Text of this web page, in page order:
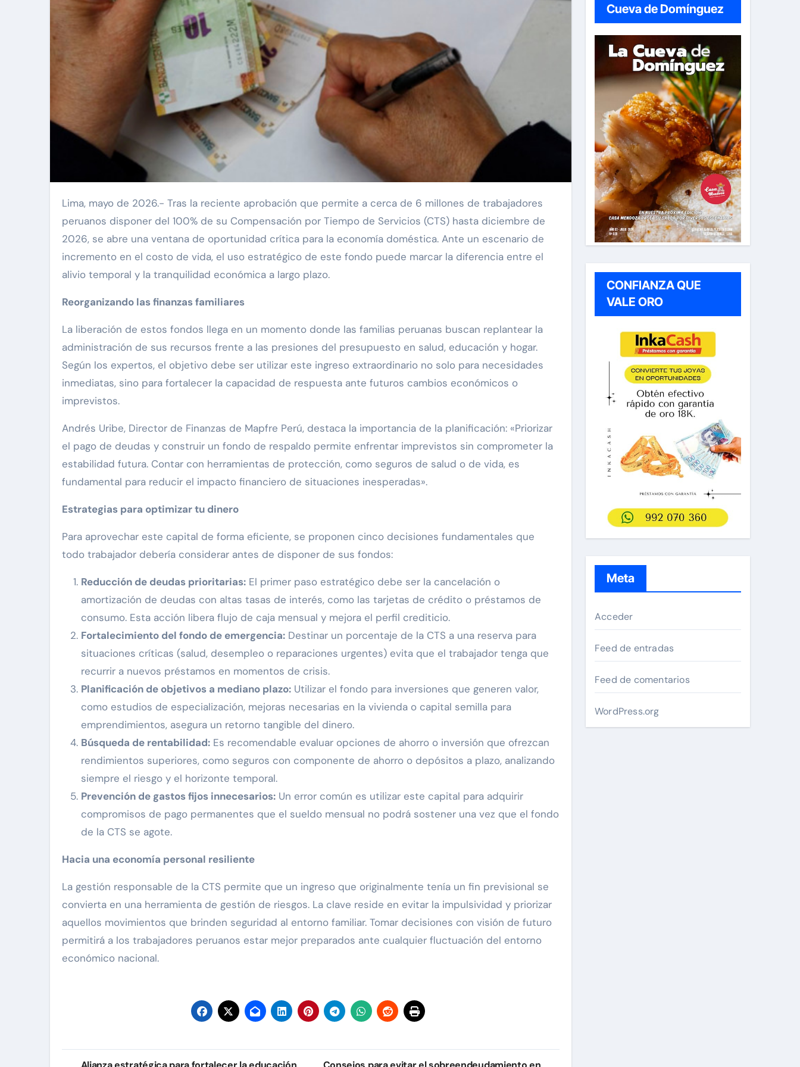
Lima, mayo de 2026.- Tras la reciente aprobación que permite a cerca de 6 millones de trabajadores
peruanos disponer del 100% de su Compensación por Tiempo de Servicios (CTS) hasta diciembre de
2026, se abre una ventana de oportunidad crítica para la economía doméstica. Ante un escenario de
incremento en el costo de vida, el uso estratégico de este fondo puede marcar la diferencia entre el
alivio temporal y la tranquilidad económica a largo plazo.
Reorganizando las finanzas familiares
La liberación de estos fondos llega en un momento donde las familias peruanas buscan replantear la
administración de sus recursos frente a las presiones del presupuesto en salud, educación y hogar.
Según los expertos, el objetivo debe ser utilizar este ingreso extraordinario no solo para necesidades
inmediatas, sino para fortalecer la capacidad de respuesta ante futuros cambios económicos o
imprevistos.
Andrés Uribe, Director de Finanzas de Mapfre Perú, destaca la importancia de la planificación: «Priorizar
el pago de deudas y construir un fondo de respaldo permite enfrentar imprevistos sin comprometer la
estabilidad futura. Contar con herramientas de protección, como seguros de salud o de vida, es
fundamental para reducir el impacto financiero de situaciones inesperadas».
Estrategias para optimizar tu dinero
Para aprovechar este capital de forma eficiente, se proponen cinco decisiones fundamentales que
todo trabajador debería considerar antes de disponer de sus fondos:
Reducción de deudas prioritarias: El primer paso estratégico debe ser la cancelación o
amortización de deudas con altas tasas de interés, como las tarjetas de crédito o préstamos de
consumo. Esta acción libera flujo de caja mensual y mejora el perfil crediticio.
Fortalecimiento del fondo de emergencia: Destinar un porcentaje de la CTS a una reserva para
situaciones críticas (salud, desempleo o reparaciones urgentes) evita que el trabajador tenga que
recurrir a nuevos préstamos en momentos de crisis.
Planificación de objetivos a mediano plazo: Utilizar el fondo para inversiones que generen valor,
como estudios de especialización, mejoras necesarias en la vivienda o capital semilla para
emprendimientos, asegura un retorno tangible del dinero.
Búsqueda de rentabilidad: Es recomendable evaluar opciones de ahorro o inversión que ofrezcan
rendimientos superiores, como seguros con componente de ahorro o depósitos a plazo, analizando
siempre el riesgo y el horizonte temporal.
Prevención de gastos fijos innecesarios: Un error común es utilizar este capital para adquirir
compromisos de pago permanentes que el sueldo mensual no podrá sostener una vez que el fondo
de la CTS se agote.
Hacia una economía personal resiliente
La gestión responsable de la CTS permite que un ingreso que originalmente tenía un fin previsional se
convierta en una herramienta de gestión de riesgos. La clave reside en evitar la impulsividad y priorizar
aquellos movimientos que brinden seguridad al entorno familiar. Tomar decisiones con visión de futuro
permitirá a los trabajadores peruanos estar mejor preparados ante cualquier fluctuación del entorno
económico nacional.
Navegación
Cueva de Domínguez
CONFIANZA QUE
VALE ORO
Meta
Acceder
Feed de entradas
Feed de comentarios
WordPress.org